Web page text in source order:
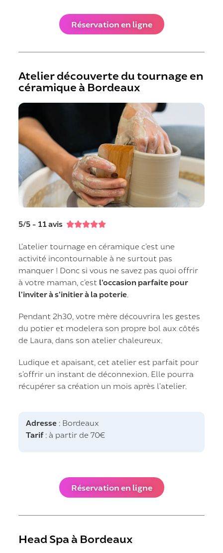
Réservation en ligne
Atelier découverte du tournage en
céramique à Bordeaux
5/5 - 11 avis 
L’atelier tournage en céramique c’est une
activité incontournable à ne surtout pas
manquer ! Donc si vous ne savez pas quoi offrir
à votre maman, c’est l’occasion parfaite pour
l’inviter à s’initier à la poterie
Pendant 2h30, votre mère découvrira les gestes
du potier et modelera son propre bol aux côtés
de Laura, dans son atelier chaleureux.
Ludique et apaisant, cet atelier est parfait pour
s’offrir un instant de déconnexion. Elle pourra
récupérer sa création un mois après l’atelier.
Adresse : Bordeaux
Tarif: à partir de 70€
Réservation en ligne
Head Spa à Bordeaux